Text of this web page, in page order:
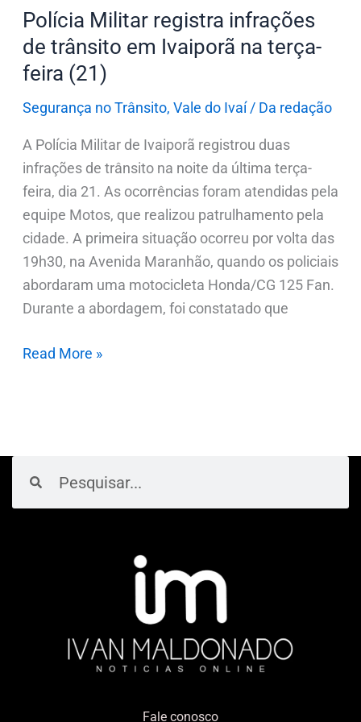
Polícia Militar registra infrações
de trânsito em Ivaiporã na terça-
feira (21)
Segurança no Trânsito, Vale do Ivaí/ Da redação
A Polícia Militar de Ivaiporã registrou duas
infrações de trânsito na noite da última terça-
feira, dia 21. As ocorrências foram atendidas pela
equipe Motos, que realizou patrulhamento pela
cidade. A primeira situação ocorreu por volta das
19h30, na Avenida Maranhão, quando os policiais
abordaram uma motocicleta Honda/CG 125 Fan.
Durante a abordagem, foi constatado que
(21)
Read More »
Fale conosco